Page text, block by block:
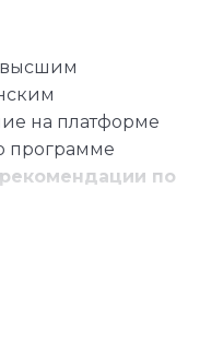
высшим
на платформе
программе
по